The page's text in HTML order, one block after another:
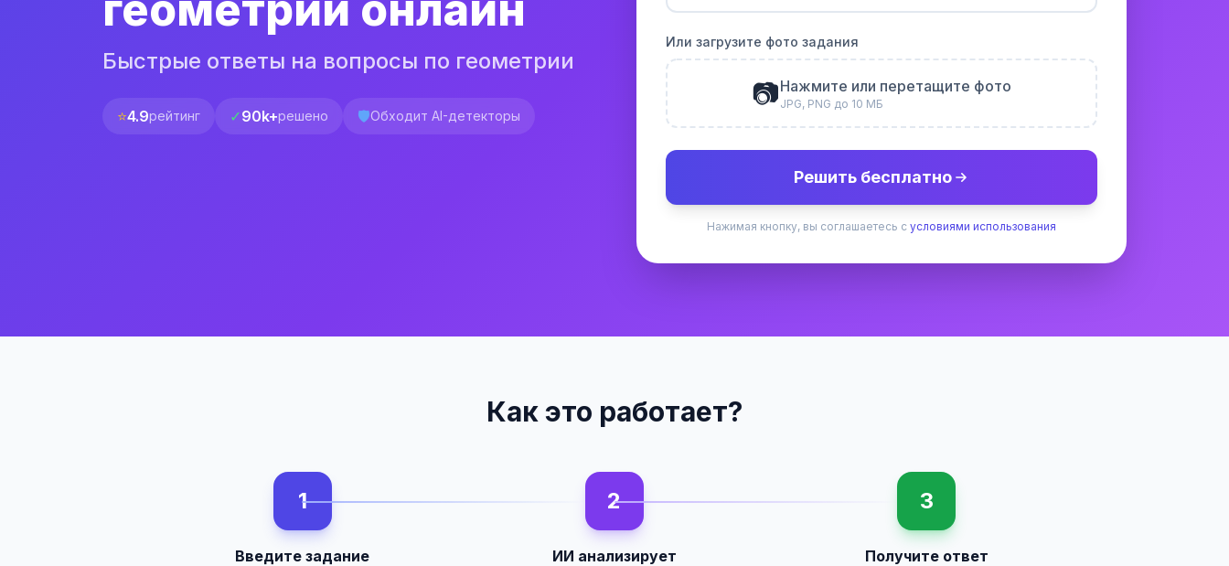
Быстрые ответы на вопросы по геометрии
⭐4.9рейтинг ✓90k+решено 🛡️Обходит AI-детекторы
Или загрузите фото задания
📷Нажмите или перетащите фото
JPG, PNG до 10 МБ
Решить бесплатно
Нажимая кнопку, вы соглашаетесь с условиями использования
Как это работает?
1
Введите задание
2
ИИ анализирует
3
Получите ответ